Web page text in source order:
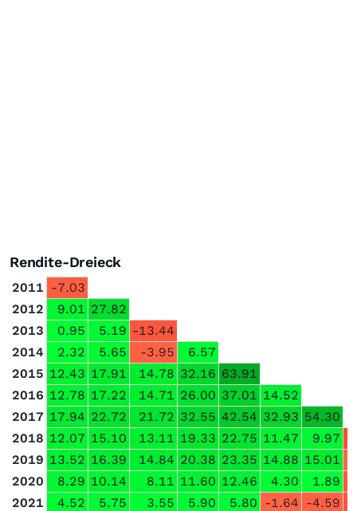
Rendite-Dreieck
2011 -7.03
2012
9.01 27.82
2013
0.95 5.19 -13.44
2014
2.32 5.65 -3.95
6.57
2015 12.43 17.91 14.78 32.16 63.91
2016 12.78 17.22 14.71 26.00 37.01 14.52
2017 17.94 22.72 21.72 32.55 42.54 32.93 54.30
2018 12.07 15.10 13.11 19.33 22.75 11.47 9.97 -
2019 13.52 16.39 14.84 20.38 23.35 14.88 15.01
2020
8.29 10.14 8.11 11.60 12.46 4.30 1.89 -
2021
4.52 5.75 3.55 5.90 5.80 -1.64 -4.59 -